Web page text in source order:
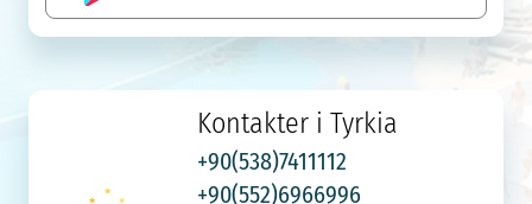
Kontakter i Tyrkia
+90(538)7411112
+90(552)6966996